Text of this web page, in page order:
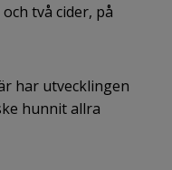
två cider, på
har utvecklingen
hunnit allra